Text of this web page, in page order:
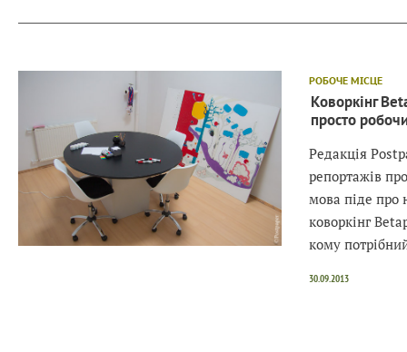
РОБОЧЕ МІСЦЕ
Коворкінг
просто
Редакція
репортажів
мова піде про
коворкінг
кому
30.09.2013